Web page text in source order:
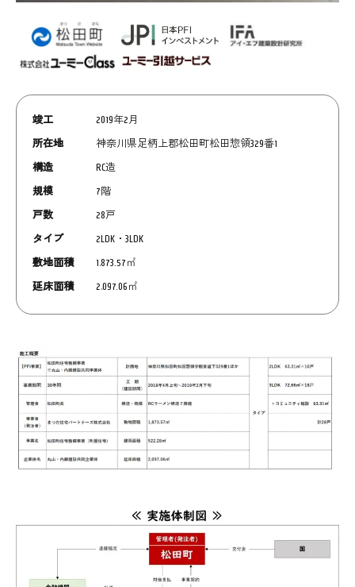
竣工
2019年2月
所在地
神奈川県足柄上郡松田町松田惣領329番1
構造
RC造
規模
7階
戸数
28戸
タイプ
2LDK・3LDK
敷地面積
1,873.57㎡
延床面積
2,097.06㎡